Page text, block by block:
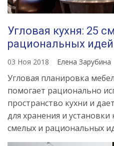
Угловая кухня: 25
рациональных
03 Ноя 2018 Елена Зарубина
Угловая планировка
помогает рационально
пространство кухни и
для хранения и установки
смелых и рациональных